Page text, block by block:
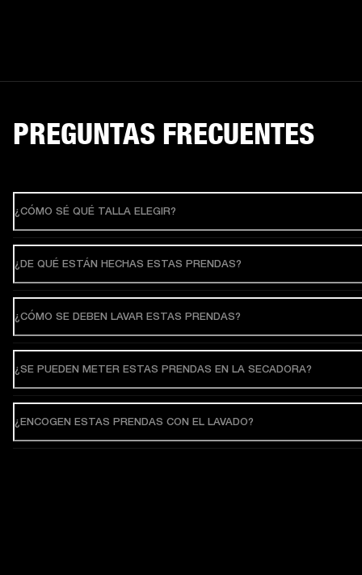
PREGUNTAS FRECUENTES
¿CÓMO SÉ QUÉ TALLA ELEGIR?
¿DE QUÉ ESTÁN HECHAS ESTAS PRENDAS?
¿CÓMO SE DEBEN LAVAR ESTAS PRENDAS?
¿SE PUEDEN METER ESTAS PRENDAS EN LA SECADORA?
¿ENCOGEN ESTAS PRENDAS CON EL LAVADO?